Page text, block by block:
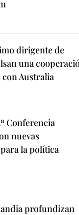
dirigente de
una
Australia
Conferencia
nuevas
la política
profundizan